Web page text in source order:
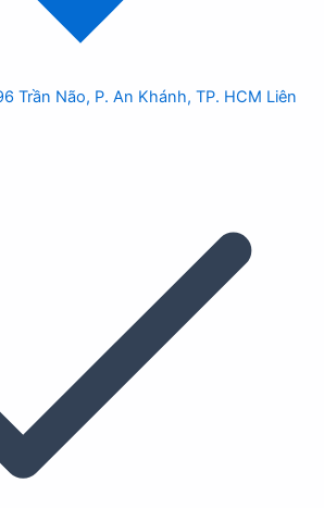
Trần Não, P. An Khánh, TP. HCM Liên